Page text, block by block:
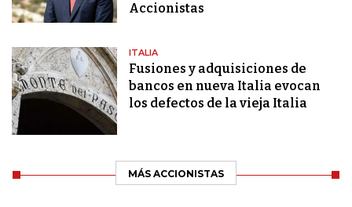
Accionistas
ITALIA
Fusiones y adquisiciones de
bancos en nueva Italia evocan
los defectos de la vieja Italia
MÁS ACCIONISTAS